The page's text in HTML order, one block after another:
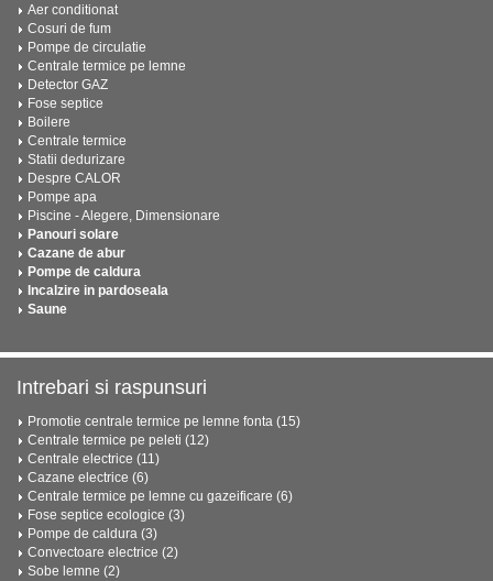
Aer conditionat
Cosuri de fum
Pompe de circulatie
Centrale termice pe lemne
Detector GAZ
Fose septice
Boilere
Centrale termice
Statii dedurizare
Despre CALOR
Pompe apa
Piscine - Alegere, Dimensionare
Panouri solare
Cazane de abur
Pompe de caldura
Incalzire in pardoseala
Saune
Intrebari si raspunsuri
Promotie centrale termice pe lemne fonta (15)
Centrale termice pe peleti (12)
Centrale electrice (11)
Cazane electrice (6)
Centrale termice pe lemne cu gazeificare (6)
Fose septice ecologice (3)
Pompe de caldura (3)
Convectoare electrice (2)
Sobe lemne (2)